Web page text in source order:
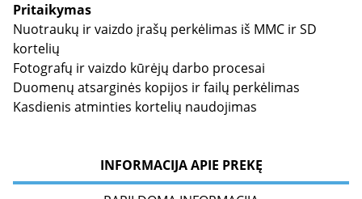
Pritaikymas
Nuotraukų ir vaizdo įrašų perkėlimas iš MMC ir SD
kortelių
Fotografų ir vaizdo kūrėjų darbo procesai
Duomenų atsarginės kopijos ir failų perkėlimas
Kasdienis atminties kortelių naudojimas
INFORMACIJA APIE PREKĘ